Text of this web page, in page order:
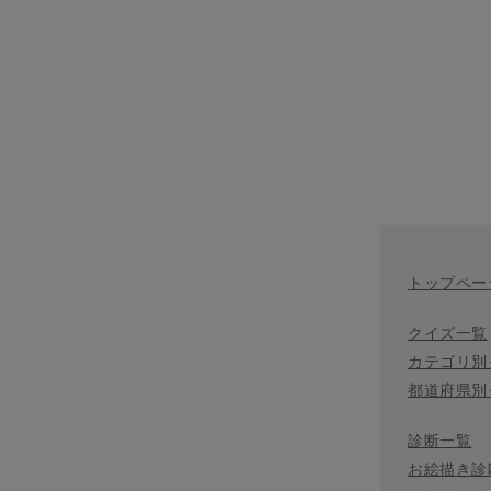
トップペー
クイズ一覧
カテゴリ
都道府県
診断一覧
お絵描き